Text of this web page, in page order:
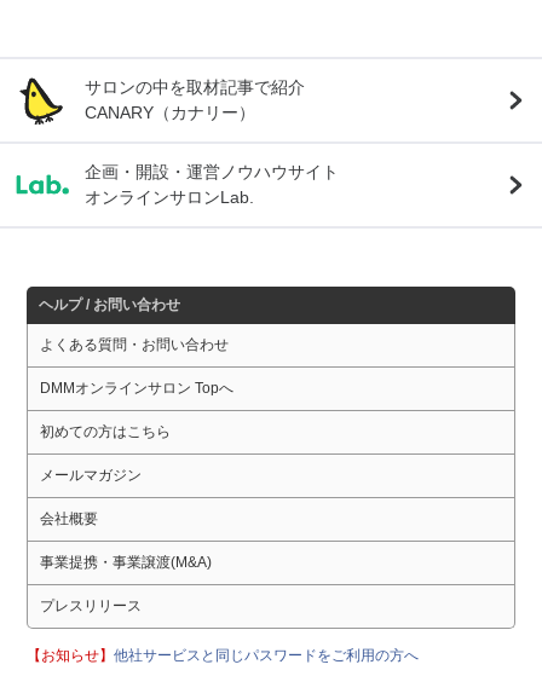
サロンの中を取材記事で紹介
CANARY（カナリー）
企画・開設・運営ノウハウサイト
オンラインサロンLab.
ヘルプ / お問い合わせ
よくある質問・お問い合わせ
DMMオンラインサロン Topへ
初めての方はこちら
メールマガジン
会社概要
事業提携・事業譲渡(M&A)
プレスリリース
【お知らせ】他社サービスと同じパスワードをご利用の方へ